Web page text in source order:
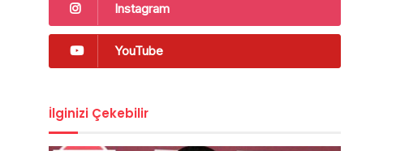
Instagram
YouTube
İlginizi Çekebilir